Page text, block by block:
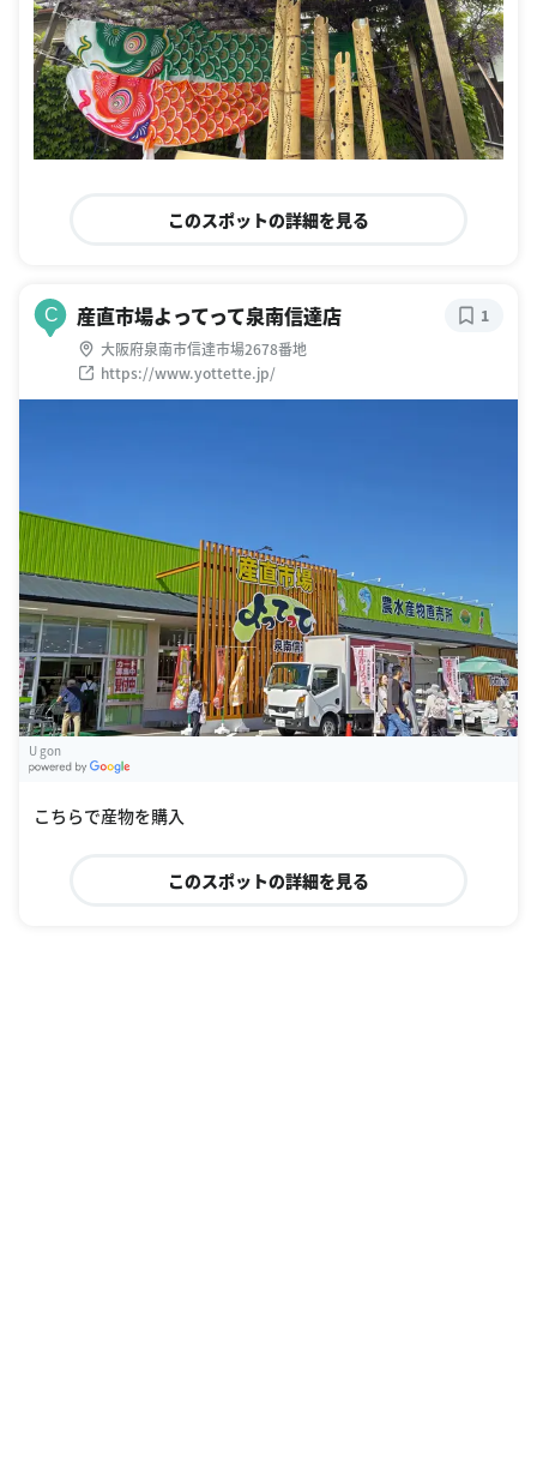
このスポットの詳細を見る
C 産直市場よってって泉南信達店
大阪府泉南市信達市場2678番地
https://www.yottette.jp/
1
U gon
こちらで産物を購入
このスポットの詳細を見る